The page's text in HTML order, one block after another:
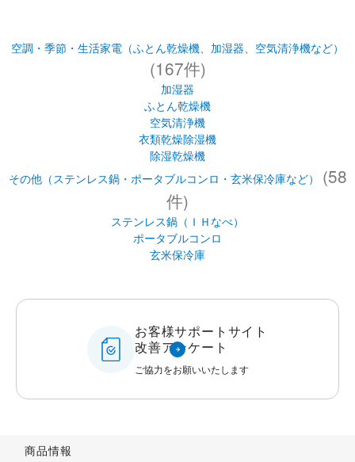
空調・季節・生活家電（ふとん乾燥機、加湿器、空気清浄機など）
(167件)
加湿器
ふとん乾燥機
空気清浄機
衣類乾燥除湿機
除湿乾燥機
その他（ステンレス鍋・ポータブルコンロ・玄米保冷庫など）
(58
件)
ステンレス鍋（ＩＨなべ）
ポータブルコンロ
玄米保冷庫
お客様サポートサイト
改善アンケート
ご協力をお願いいたします
商品情報